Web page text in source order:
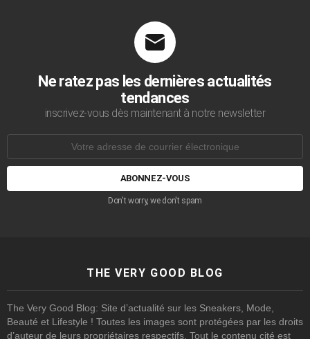
Ne ratez pas les dernières actualités
tendances
inscrivez-vous dès maintenant à notre newsletter
courrier
Don't worry, we don't spam
THE VERY GOOD BLOG
The Very Good Blog: Site d’actualité sur les Sneakers, Mode,
Beauté et Lifestyle ! Toutes les images sont protégées par les droits
d’auteur de leurs propriétaires respectifs. Tout le contenu cité est